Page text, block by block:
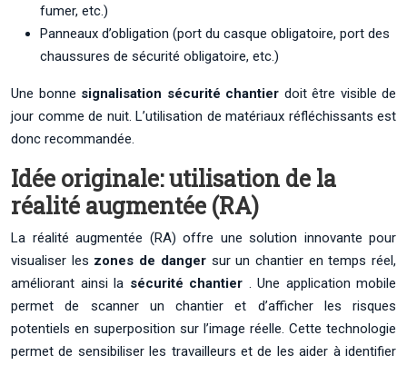
fumer, etc.)
Panneaux d’obligation (port du casque obligatoire, port des
chaussures de sécurité obligatoire, etc.)
Une bonne signalisation sécurité chantier doit être visible de
jour comme de nuit. L’utilisation de matériaux réfléchissants est
donc recommandée.
Idée originale: utilisation de la
réalité augmentée (RA)
La réalité augmentée (RA) offre une solution innovante pour
visualiser les zones de danger sur un chantier en temps réel,
améliorant ainsi la sécurité chantier . Une application mobile
permet de scanner un chantier et d’afficher les risques
potentiels en superposition sur l’image réelle. Cette technologie
permet de sensibiliser les travailleurs et de les aider à identifier